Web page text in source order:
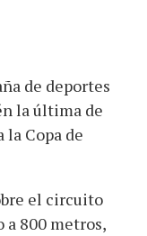
de deportes
la última de
la Copa de
el circuito
a 800 metros,